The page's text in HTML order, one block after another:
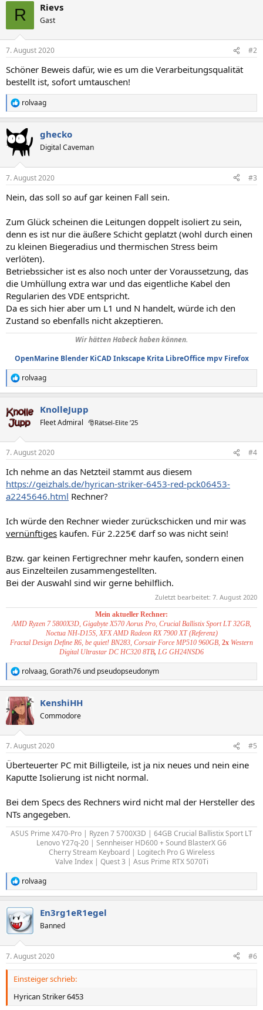
R Rievs
Gast
7. August 2020 #2
Schöner Beweis dafür, wie es um die Verarbeitungsqualität
bestellt ist, sofort umtauschen!
R
e
k
t
e
:
rolvaag
ghecko
Digital Caveman
7. August 2020 #3
Nein, das soll so auf gar keinen Fall sein.
Zum Glück scheinen die Leitungen doppelt isoliert zu sein,
denn es ist nur die äußere Schicht geplatzt (wohl durch einen
zu kleinen Biegeradius und thermischen Stress beim
verlöten).
Betriebssicher ist es also noch unter der Voraussetzung, das
die Umhüllung extra war und das eigentliche Kabel den
Regularien des VDE entspricht.
Da es sich hier aber um L1 und N handelt, würde ich den
Zustand so ebenfalls nicht akzeptieren.
Wir hätten Habeck haben können.
OpenMarine Blender KiCAD Inkscape Krita LibreOffice mpv Firefox
R
e
k
t
i
e
:
rolvaag
KnolleJupp
Fleet Admiral 🎅Rätsel-Elite ’25
7. August 2020 #4
Ich nehme an das Netzteil stammt aus diesem
https://geizhals.de/hyrican-striker-6453-red-pck06453-
a2245646.html Rechner?
Ich würde den Rechner wieder zurückschicken und mir was
vernünftiges kaufen. Für 2.225€ darf so was nicht sein!
Bzw. gar keinen Fertigrechner mehr kaufen, sondern einen
aus Einzelteilen zusammengestellten.
Bei der Auswahl sind wir gerne behilflich.
Zuletzt bearbeitet: 7. August 2020
Mein aktueller Rechner:
AMD Ryzen 7 5800X3D, Gigabyte X570 Aorus Pro, Crucial Ballistix Sport LT 32GB,
Noctua NH-D15S, XFX AMD Radeon RX 7900 XT (Referenz)
Fractal Design Define R6, be quiet! BN283, Corsair Force MP510 960GB, 2x Western
Digital Ultrastar DC HC320 8TB, LG GH24NSD6
R
e
k
t
i
e
n
:
rolvaag,Gorath76 und pseudopseudonym
KenshiHH
Commodore
7. August 2020 #5
Überteuerter PC mit Billigteile, ist ja nix neues und nein eine
Kaputte Isolierung ist nicht normal.
Bei dem Specs des Rechners wird nicht mal der Hersteller des
NTs angegeben.
ASUS Prime X470-Pro | Ryzen 7 5700X3D | 64GB Crucial Ballistix Sport LT
Lenovo Y27q-20 | Sennheiser HD600 + Sound BlasterX G6
Cherry Stream Keyboard | Logitech Pro G Wireless
Valve Index | Quest 3 | Asus Prime RTX 5070Ti​
R
e
k
t
i
e
n
rolvaag
En3rg1eR1egel
Banned
7. August 2020 #6
Einsteiger schrieb:
Hyrican Striker 6453